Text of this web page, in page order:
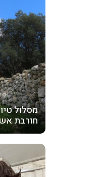
מסלול
חורבת